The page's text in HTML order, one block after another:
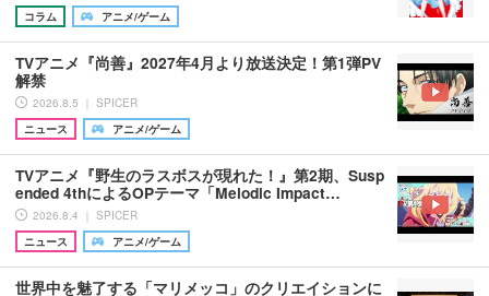
コラム アニメ/ゲーム
TVアニメ『尚善』2027年4月より放送決定！第1弾PV
解禁
2026.8.5 ｜ SPICER
ニュース
アニメ/ゲーム
TVアニメ『野生のラスボスが現れた！』第2期、Susp
ended 4thによるOPテーマ「Melodic Impact…
2026.8.4 ｜ SPICER
ニュース
アニメ/ゲーム
世界中を魅了する「マリメッコ」のクリエイションに